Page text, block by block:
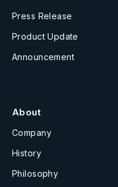
Press Release
Product Update
Announcement
About
Company
History
Philosophy